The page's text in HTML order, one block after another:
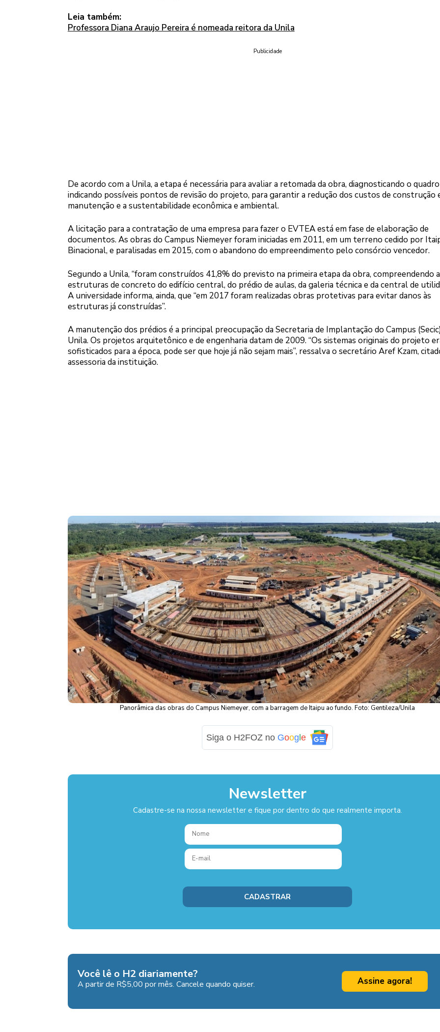
Leia também:
Professora Diana Araujo Pereira é nomeada reitora da Unila
Publicidade
De acordo com a Unila, a etapa é necessária para avaliar a retomada da obra, diagnosticando o
indicando possíveis pontos de revisão do projeto, para garantir a redução dos custos de construção
manutenção e a sustentabilidade econômica e ambiental.
A licitação para a contratação de uma empresa para fazer o EVTEA está em fase de elaboração de
documentos. As obras do Campus Niemeyer foram iniciadas em 2011, em um terreno cedido por
Binacional, e paralisadas em 2015, com o abandono do empreendimento pelo consórcio vencedor.
Segundo a Unila, “foram construídos 41,8% do previsto na primeira etapa da obra, compreendendo
estruturas de concreto do edifício central, do prédio de aulas, da galeria técnica e da central de
A universidade informa, ainda, que “em 2017 foram realizadas obras protetivas para evitar danos às
estruturas já construídas”.
A manutenção dos prédios é a principal preocupação da Secretaria de Implantação do Campus
Unila. Os projetos arquitetônico e de engenharia datam de 2009. “Os sistemas originais do projeto
sofisticados para a época, pode ser que hoje já não sejam mais”, ressalva o secretário Aref Kzam,
assessoria da instituição.
Panorâmica das obras do Campus Niemeyer, com a barragem de Itaipu ao fundo. Foto: Gentileza/Unila
Siga o H2FOZ no Goog le
Newsletter
Cadastre-se na nossa newsletter e fique por dentro do que realmente importa.
Você lê o H2 diariamente?
A partir de R$5,00 por mês. Cancele quando quiser. Assine agora!